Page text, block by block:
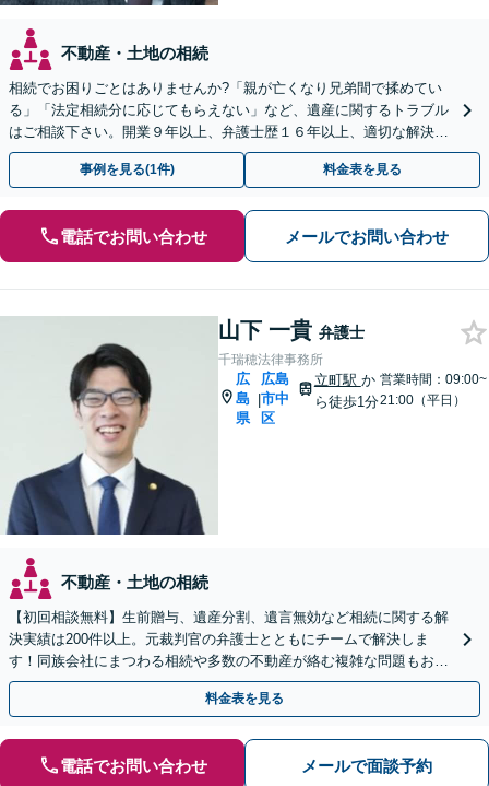
不動産・土地の相続
相続でお困りごとはありませんか?「親が亡くなり兄弟間で揉めてい
る」「法定相続分に応じてもらえない」など、遺産に関するトラブル
はご相談下さい。開業９年以上、弁護士歴１６年以上、適切な解決が
モットーです。【休日・夜間対応】【女学院前駅1分】
事例を見る(1件) 料金表を見る
電話でお問い合わせ メールでお問い合わせ
山下 一貴 弁護士
千瑞穂法律事務所
広
島
県
|
広島
市中
区
立町駅 か
ら徒歩1分
営業時間：09:00~
21:00（平日）
不動産・土地の相続
【初回相談無料】生前贈与、遺産分割、遺言無効など相続に関する解
決実績は200件以上。元裁判官の弁護士とともにチームで解決しま
す！同族会社にまつわる相続や多数の不動産が絡む複雑な問題もお任
せ【生前対策】相続トラブルを未然に防ぐアドバイスも可
料金表を見る
電話でお問い合わせ メールで面談予約